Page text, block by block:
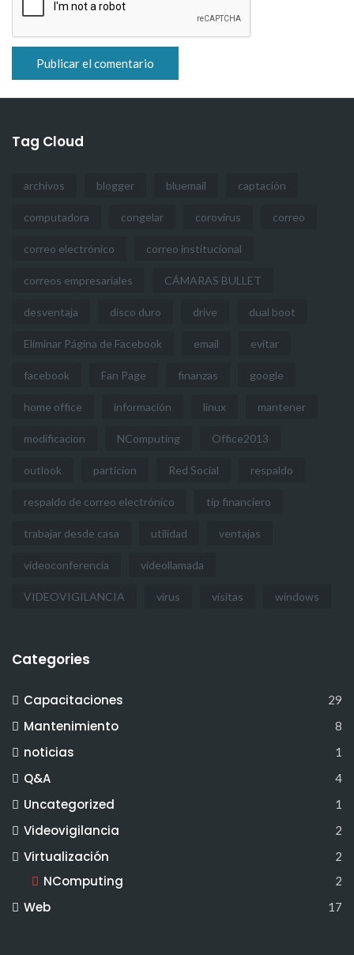
Tag Cloud
archivos blogger bluemail captación
computadora congelar corovirus correo
correo electrónico correo institucional
correos empresariales CÁMARAS BULLET
desventaja disco duro drive dual boot
Eliminar Página de Facebook email evitar
facebook Fan Page finanzas google
home office información linux mantener
modificacion NComputing Office2013
outlook particion Red Social respaldo
respaldo de correo electrónico tip financiero
trabajar desde casa utilidad ventajas
videoconferencia videollamada
VIDEOVIGILANCIA virus visitas windows
Categories
Capacitaciones 29
Mantenimiento 8
noticias 1
Q&A 4
Uncategorized 1
Videovigilancia 2
Virtualización 2
NComputing 2
Web 17